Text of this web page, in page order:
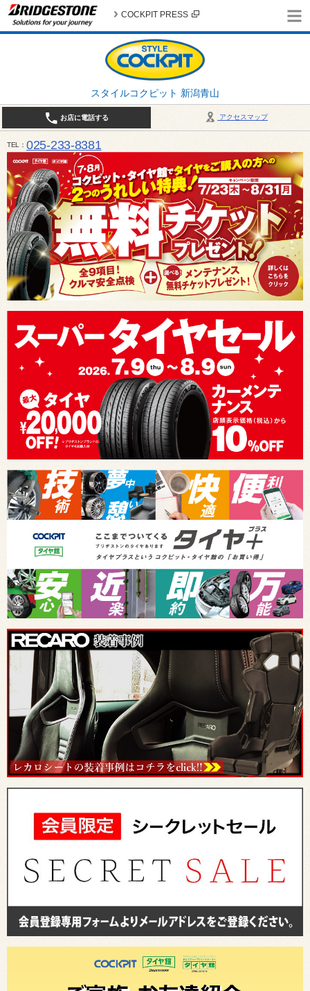
スタイルコクピット 新潟青山
COCKPIT PRESS
アクセスマップ
お店に電話する
TEL 025-233-8381
営業時間は10:00～18:30 作業、商談受付は10:00〜18:00です。 / 定休日：2026年 8月のお休み
（日曜日）、19日（水曜日）26日（水曜日）